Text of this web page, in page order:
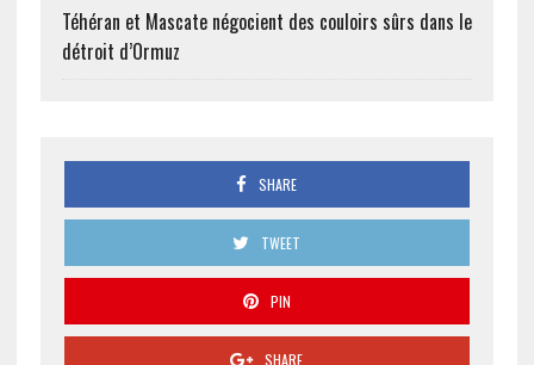
Téhéran et Mascate négocient des couloirs sûrs dans le
détroit d’Ormuz
SHARE
TWEET
PIN
SHARE